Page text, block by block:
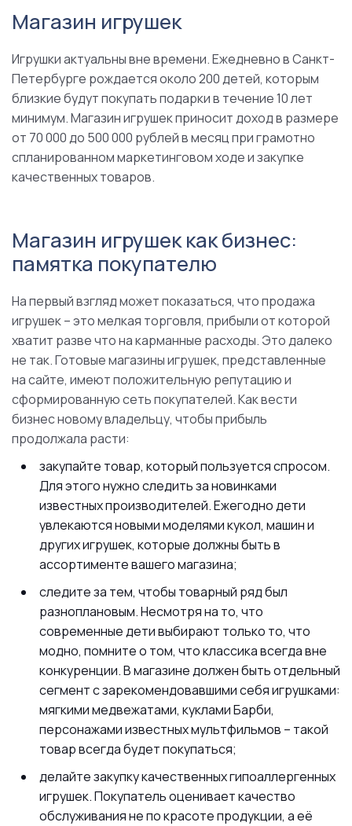
Магазин игрушек
Игрушки актуальны вне времени. Ежедневно в Санкт-
Петербурге рождается около 200 детей, которым
близкие будут покупать подарки в течение 10 лет
минимум. Магазин игрушек приносит доход в размере
от 70 000 до 500 000 рублей в месяц при грамотно
спланированном маркетинговом ходе и закупке
качественных товаров.
Магазин игрушек как бизнес:
памятка покупателю
На первый взгляд может показаться, что продажа
игрушек – это мелкая торговля, прибыли от которой
хватит разве что на карманные расходы. Это далеко
не так. Готовые магазины игрушек, представленные
на сайте, имеют положительную репутацию и
сформированную сеть покупателей. Как вести
бизнес новому владельцу, чтобы прибыль
продолжала расти:
закупайте товар, который пользуется спросом.
Для этого нужно следить за новинками
известных производителей. Ежегодно дети
увлекаются новыми моделями кукол, машин и
других игрушек, которые должны быть в
ассортименте вашего магазина;
следите за тем, чтобы товарный ряд был
разноплановым. Несмотря на то, что
современные дети выбирают только то, что
модно, помните о том, что классика всегда вне
конкуренции. В магазине должен быть отдельный
сегмент с зарекомендовавшими себя игрушками:
мягкими медвежатами, куклами Барби,
персонажами известных мультфильмов – такой
товар всегда будет покупаться;
делайте закупку качественных гипоаллергенных
игрушек. Покупатель оценивает качество
обслуживания не по красоте продукции, а её